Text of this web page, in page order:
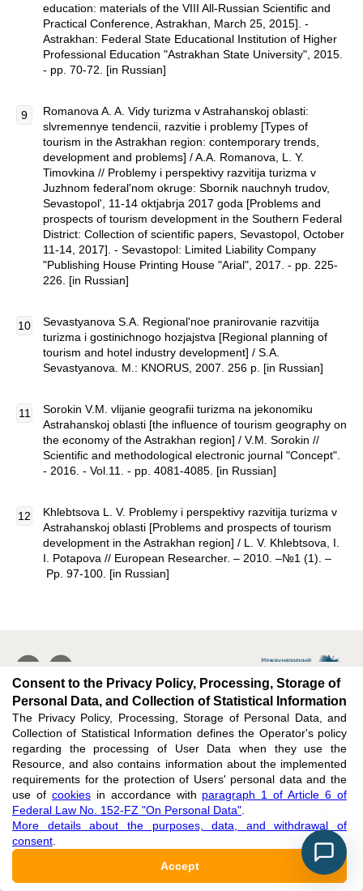
education: materials of the VIII All-Russian Scientific and
Practical Conference, Astrakhan, March 25, 2015]. -
Astrakhan: Federal State Educational Institution of Higher
Professional Education "Astrakhan State University", 2015.
- pp. 70-72. [in Russian]
Romanova A. A. Vidy turizma v Astrahanskoj oblasti:
slvremennye tendencii, razvitie i problemy [Types of
tourism in the Astrakhan region: contemporary trends,
development and problems] / A.A. Romanova, L. Y.
Timovkina // Problemy i perspektivy razvitija turizma v
Juzhnom federal'nom okruge: Sbornik nauchnyh trudov,
Sevastopol', 11-14 oktjabrja 2017 goda [Problems and
prospects of tourism development in the Southern Federal
District: Collection of scientific papers, Sevastopol, October
11-14, 2017]. - Sevastopol: Limited Liability Company
"Publishing House Printing House "Arial", 2017. - pp. 225-
226. [in Russian]
Sevastyanova S.A. Regional'noe pranirovanie razvitija
turizma i gostinichnogo hozjajstva [Regional planning of
tourism and hotel industry development] / S.A.
Sevastyanova. M.: KNORUS, 2007. 256 p. [in Russian]
Sorokin V.M. vlijanie geografii turizma na jekonomiku
Astrahanskoj oblasti [the influence of tourism geography on
the economy of the Astrakhan region] / V.M. Sorokin //
Scientific and methodological electronic journal "Concept".
- 2016. - Vol.11. - pp. 4081-4085. [in Russian]
Khlebtsova L. V. Problemy i perspektivy razvitija turizma v
Astrahanskoj oblasti [Problems and prospects of tourism
development in the Astrakhan region] / L. V. Khlebtsova, I.
I. Potapova // European Researcher. – 2010. –№1 (1). –
Pp. 97-100. [in Russian]
Subscribe:
E-MAIL
Consent to the Privacy Policy, Processing, Storage of
Personal Data, and Collection of Statistical Information
The Privacy Policy, Processing, Storage of Personal Data, and
Collection of Statistical Information defines the Operator's policy
regarding the processing of User Data when they use the
Resource, and also contains information about the implemented
requirements for the protection of Users' personal data and the
use of cookiesin accordance with paragraph 1 of Article 6 of
Federal Law No. 152-FZ "On Personal Data"
More details about the purposes, data, and withdrawal of
consent
Accept